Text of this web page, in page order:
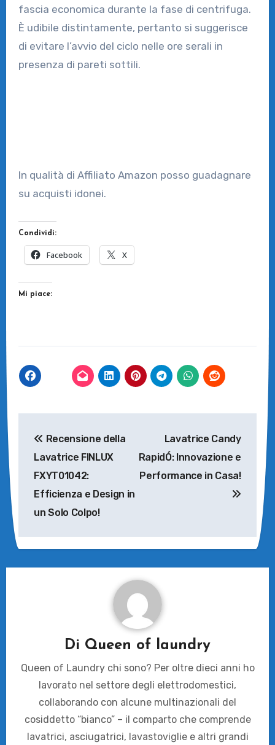
fascia economica durante la fase di centrifuga.
È udibile distintamente, pertanto si suggerisce
di evitare l’avvio del ciclo nelle ore serali in
presenza di pareti sottili.
In qualità di Affiliato Amazon posso guadagnare
su acquisti idonei.
Condividi:
Facebook X
Mi piace:
articoli
Recensione della
Lavatrice FINLUX
FXYT01042:
Efficienza e Design in
un Solo Colpo!
Lavatrice Candy
RapidÓ: Innovazione e
Performance in Casa!
Di Queen of laundry
Queen of Laundry chi sono? Per oltre dieci anni ho
lavorato nel settore degli elettrodomestici,
collaborando con alcune multinazionali del
cosiddetto “bianco” – il comparto che comprende
lavatrici, asciugatrici, lavastoviglie e altri grandi